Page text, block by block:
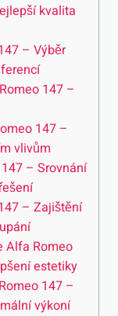
kvalita
– Výběr
147 –
147 –
vlivům
– Srovnání
– Zajištění
Alfa Romeo
estetiky
147 –
výkoní